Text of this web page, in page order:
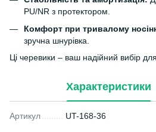
PU/NR з протектором.
Комфорт при тривалому
зручна шнурівка.
Ці черевики – ваш надійний вибір
Характеристики
Артикул UT-168-36